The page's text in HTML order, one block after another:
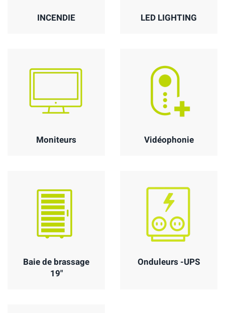
INCENDIE LED LIGHTING
Moniteurs Vidéophonie
Baie de brassage
19"
Onduleurs -UPS